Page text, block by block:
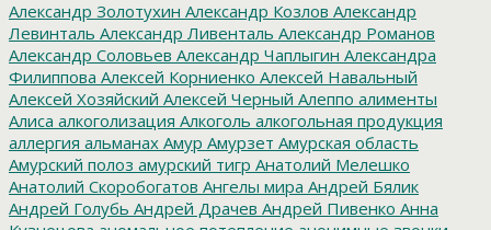
Александр Золотухин Александр Козлов Александр
Левинталь Александр Ливенталь Александр Романов
Александр Соловьев Александр Чаплыгин Александра
Филиппова Алексей Корниенко Алексей Навальный
Алексей Хозяйский Алексей Черный Алеппо алименты
Алиса алкоголизация Алкоголь алкогольная продукция
аллергия альманах Амур Амурзет Амурская область
Амурский полоз амурский тигр Анатолий Мелешко
Анатолий Скоробогатов Ангелы мира Андрей Бялик
Андрей Голубь Андрей Драчев Андрей Пивенко Анна